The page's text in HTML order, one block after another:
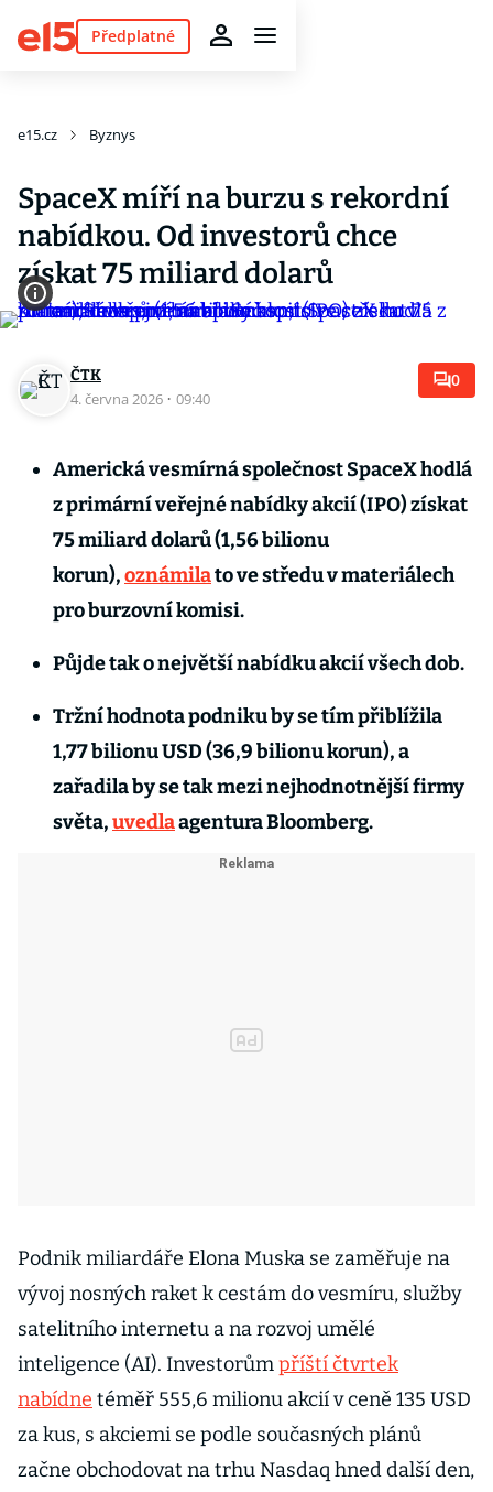
Předplatné
e15.cz Byznys
SpaceX míří na burzu s rekordní
nabídkou. Od investorů chce
získat 75 miliard dolarů
ČTK
4. června 2026 · 09:40
0
Americká vesmírná společnost SpaceX hodlá
z primární veřejné nabídky akcií (IPO) získat
75 miliard dolarů (1,56 bilionu
korun),oznámilato ve středu v materiálech
pro burzovní komisi.
Půjde tak o největší nabídku akcií všech dob.
Tržní hodnota podniku by se tím přiblížila
1,77 bilionu USD (36,9 bilionu korun), a
zařadila by se tak mezi nejhodnotnější firmy
světa,uvedlaagentura Bloomberg.
Podnik miliardáře Elona Muska se zaměřuje na
vývoj nosných raket k cestám do vesmíru, služby
satelitního internetu a na rozvoj umělé
inteligence (AI). Investorůmpříští čtvrtek
nabídne téměř 555,6 milionu akcií v ceně 135 USD
za kus, s akciemi se podle současných plánů
začne obchodovat na trhu Nasdaq hned další den,